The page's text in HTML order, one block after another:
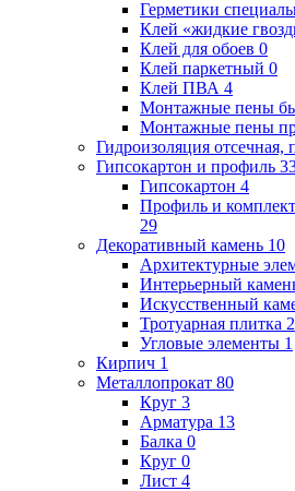
Герметики
Клей «жидкие
Клей для обоев 0
Клей паркетный 0
Клей ПВА 4
Монтажные пены
Монтажные пены
Гидроизоляция отсечная,
Гипсокартон и профиль
Гипсокартон 4
Профиль и
29
Декоративный камень 10
Архитектурные
Интерьерный
Искусственный
Тротуарная плитка 2
Угловые элементы 1
Кирпич 1
Металлопрокат 80
Круг 3
Арматура 13
Балка 0
Круг 0
Лист 4